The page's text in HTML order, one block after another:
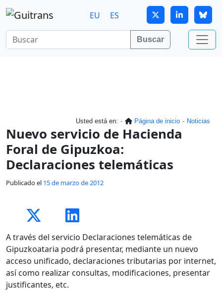
Continuar al contenido principal
EU
ES
Buscar
Usted está en: Página de inicio Noticias
Nuevo servicio de Hacienda
Foral de Gipuzkoa:
Declaraciones telemáticas
Publicado el 15 de marzo de 2012
A través del servicio Declaraciones telemáticas de
Gipuzkoataria podrá presentar, mediante un nuevo
acceso unificado, declaraciones tributarias por internet,
así como realizar consultas, modificaciones, presentar
justificantes, etc.